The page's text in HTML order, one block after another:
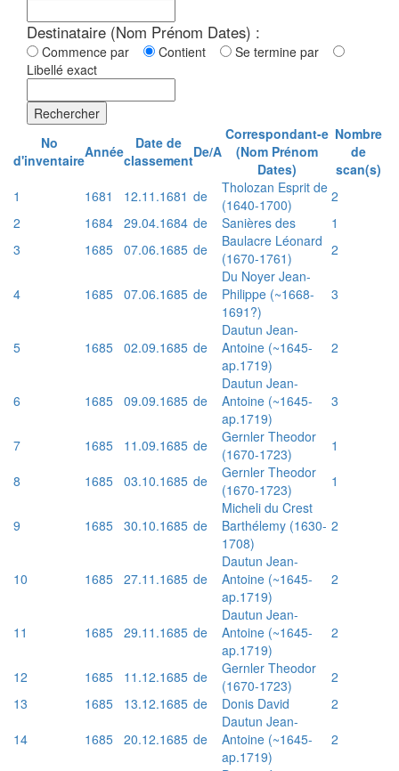
Destinataire (Nom Prénom Dates) :
Commence par Contient
Se termine par
Libellé exact
Rechercher
No
d'inventaireAnnée
Date de
classementDe/A
Correspondant-e
(Nom Prénom
Dates)
Nombre
de
scan(s)
1
1681 12.11.1681 de
Tholozan Esprit de
(1640-1700)
2
2
1684 29.04.1684 de Sanières des
1
3
1685 07.06.1685 de
Baulacre Léonard
(1670-1761)
2
4 1685 07.06.1685 de
Du Noyer Jean-
Philippe (~1668-
1691?)
3
5 1685 02.09.1685 de
Dautun Jean-
Antoine (~1645-
ap.1719)
2
6 1685 09.09.1685 de
Dautun Jean-
Antoine (~1645-
ap.1719)
3
7 1685 11.09.1685 de
Gernler Theodor
(1670-1723)
1
8
1685 03.10.1685 de
Gernler Theodor
(1670-1723)
1
9 1685 30.10.1685 de
Micheli du Crest
Barthélemy (1630-
1708)
2
10 1685 27.11.1685 de
Dautun Jean-
Antoine (~1645-
ap.1719)
2
11 1685 29.11.1685 de
Dautun Jean-
Antoine (~1645-
ap.1719)
2
12 1685 11.12.1685 de
Gernler Theodor
(1670-1723)
2
13
1685 13.12.1685 de Donis David
2
14
1685 20.12.1685 de
Dautun Jean-
Antoine (~1645-
ap.1719)
2